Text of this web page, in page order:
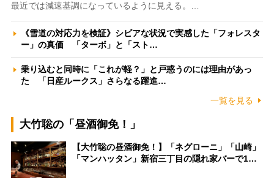
最近では減速基調になっているように見える。…
《雪道の対応力を検証》シビアな状況で実感した「フォレスタ
ー」の真価 「ターボ」と「スト…
乗り込むと同時に「これが軽？」と戸惑うのには理由があっ
た 「日産ルークス」さらなる躍進…
一覧を見る
大竹聡の「昼酒御免！」
【大竹聡の昼酒御免！】「ネグローニ」「山崎」
「マンハッタン」新宿三丁目の隠れ家バーで1…